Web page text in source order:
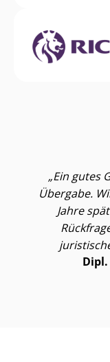
Ein gutes
Übergabe.
Jahre
Dipl.